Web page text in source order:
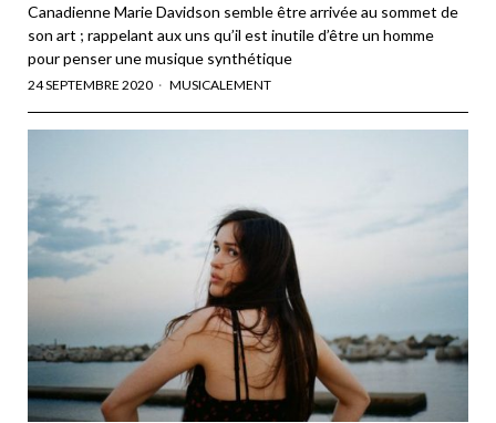
Canadienne Marie Davidson semble être arrivée au sommet de
son art ; rappelant aux uns qu’il est inutile d’être un homme
pour penser une musique synthétique
24 SEPTEMBRE 2020 MUSICALEMENT